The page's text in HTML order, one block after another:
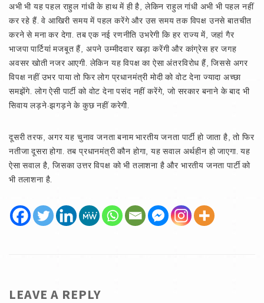
अभी भी यह पहल राहुल गांधी के हाथ में ही है, लेकिन राहुल गांधी अभी भी पहल नहीं
कर रहे हैं. वे आखिरी समय में पहल करेंगे और उस समय तक विपक्ष उनसे बातचीत
करने से मना कर देगा. तब एक नई रणनीति उभरेगी कि हर राज्य में, जहां गैर
भाजपा पार्टियां मजबूत हैं, अपने उम्मीदवार खड़ा करेंगी और कांग्रेस हर जगह
अवसर खोती नजर आएगी. लेकिन यह विपक्ष का ऐसा अंतरविरोध हैं, जिससे अगर
विपक्ष नहीं उभर पाया तो फिर लोग प्रधानमंत्री मोदी को वोट देना ज्यादा अच्छा
समझेंगे. लोग ऐसी पार्टी को वोट देना पसंद नहीं करेंगे, जो सरकार बनाने के बाद भी
सिवाय लड़ने-झगड़ने के कुछ नहीं करेगी.
दूसरी तरफ, अगर यह चुनाव जनता बनाम भारतीय जनता पार्टी हो जाता है, तो फिर
नतीजा दूसरा होगा. तब प्रधानमंत्री कौन होगा, यह सवाल अर्थहीन हो जाएगा. यह
ऐसा सवाल है, जिसका उत्तर विपक्ष को भी तलाशना है और भारतीय जनता पार्टी को
भी तलाशना है.
LEAVE A REPLY